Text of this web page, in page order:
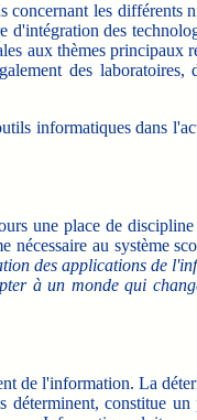
les différents
d'intégration des
aux thèmes principaux
des laboratoires,
informatiques dans
une place de discipline
nécessaire au système
des applications de
à un monde qui
de l'information. La
déterminent, constitue